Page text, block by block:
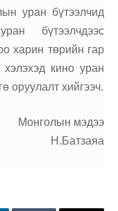
уран бүтээлчид
бүтээлчдээс
харин төрийн гар
кино уран
оруулалт хийгээч.
Монголын мэдээ
Н.Батзаяа